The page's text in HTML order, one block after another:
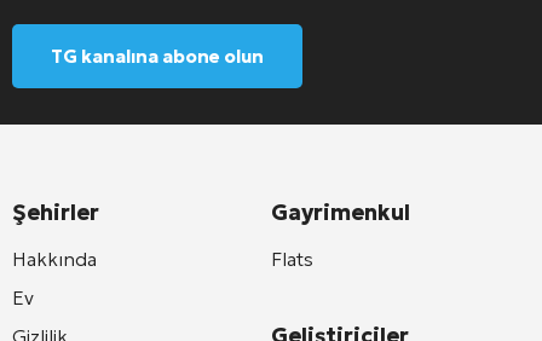
TG kanalına abone olun
Şehirler
Hakkında
Ev
Gizlilik
Gayrimenkul
Flats
Geliştiriciler